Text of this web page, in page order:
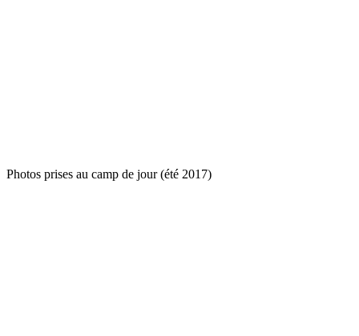
Photos prises au camp de jour (été 2017)